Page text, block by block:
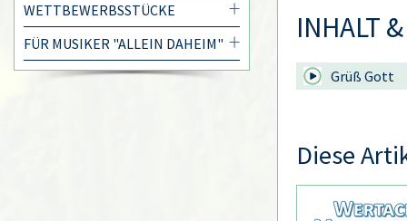
WETTBEWERBSSTÜCKE
FÜR MUSIKER "ALLEIN DAHEIM"
INHALT
Grüß Gott
Diese